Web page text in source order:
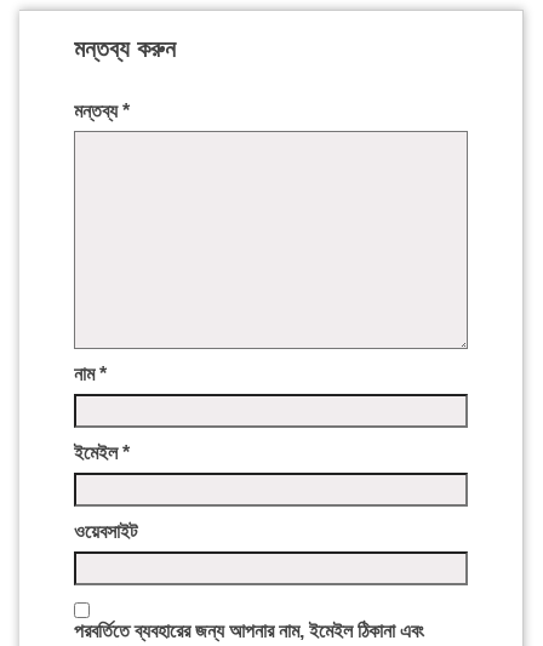
মন্তব্য করুন
মন্তব্য*
নাম*
ইমেইল*
ওয়েবসাইট
পরবর্তিতে ব্যবহারের জন্য আপনার নাম, ইমেইল ঠিকানা এবং